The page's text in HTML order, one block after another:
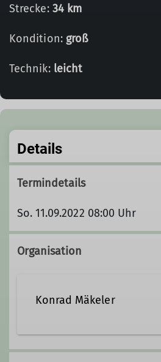
Strecke: 34 km
Kondition: groß
Technik: leicht
Details
Termindetails
So. 11.09.2022 08:00 Uhr
Organisation
Konrad Mäkeler
05153-803059